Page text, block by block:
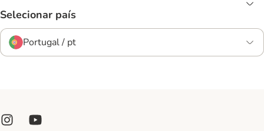
Selecionar país
Portugal / pt